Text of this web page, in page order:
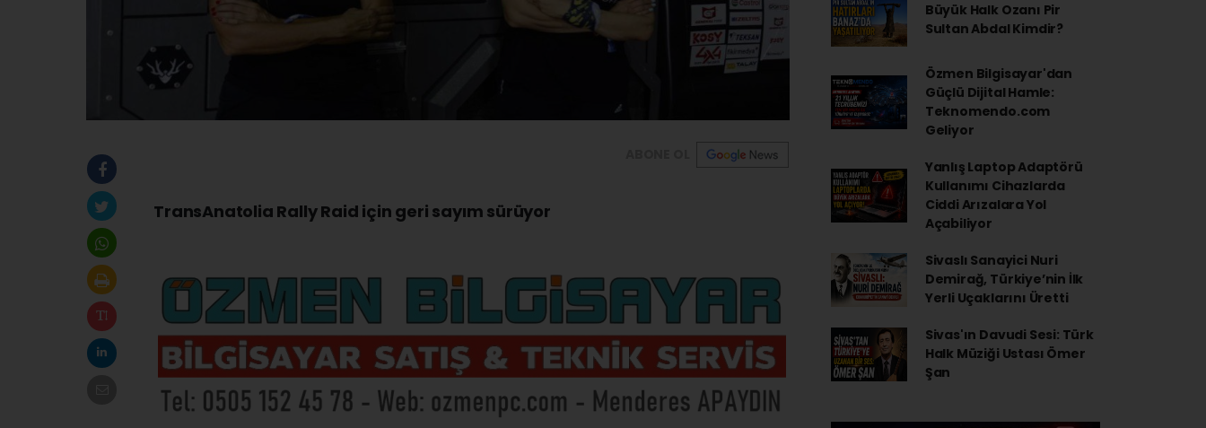
TransAnatolia Rally Raid için geri sayım sürüyor
Büyük Halk Ozanı Pir
Sultan Abdal Kimdir?
Özmen Bilgisayar'dan
Güçlü Dijital Hamle:
Teknomendo.com
Geliyor
Yanlış Laptop Adaptörü
Kullanımı Cihazlarda
Ciddi Arızalara Yol
Açabiliyor
Sivaslı Sanayici Nuri
Demirağ, Türkiye’nin İlk
Yerli Uçaklarını Üretti
Sivas'ın Davudi Sesi: Türk
Halk Müziği Ustası Ömer
Şan